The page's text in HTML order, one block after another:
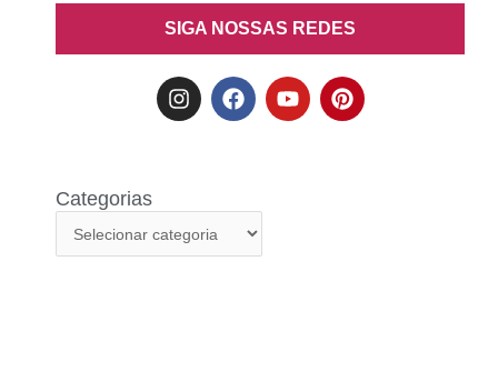
SIGA NOSSAS REDES
Categorias